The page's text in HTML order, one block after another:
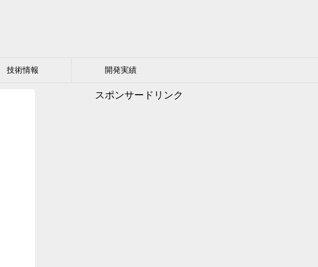
技術情報 開発実績
スポンサードリンク